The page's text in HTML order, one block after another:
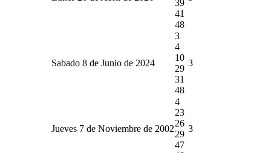
39
41
48
Sabado 8 de Junio de 2024
3
4
10
29
31
48
3
Jueves 7 de Noviembre de 2002
4
23
26
29
47
3